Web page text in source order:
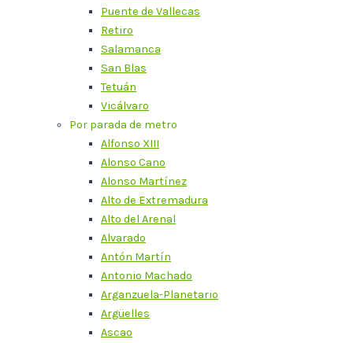
Puente de Vallecas
Retiro
Salamanca
San Blas
Tetuán
Vicálvaro
Por parada de metro
Alfonso XIII
Alonso Cano
Alonso Martínez
Alto de Extremadura
Alto del Arenal
Alvarado
Antón Martín
Antonio Machado
Arganzuela-Planetario
Argüelles
Ascao